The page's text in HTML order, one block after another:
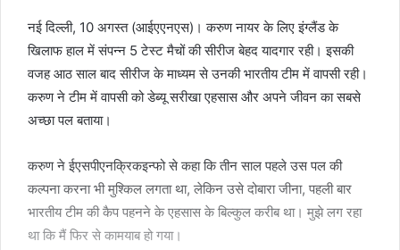
नई दिल्ली, 10 अगस्त (आईएएनएस)। करुण नायर के लिए इंग्लैंड के
खिलाफ हाल में संपन्न 5 टेस्ट मैचों की सीरीज बेहद यादगार रही। इसकी
वजह आठ साल बाद सीरीज के माध्यम से उनकी भारतीय टीम में वापसी रही।
करुण ने टीम में वापसी को डेब्यू सरीखा एहसास और अपने जीवन का सबसे
अच्छा पल बताया।
करुण ने ईएसपीएनक्रिकइन्फो से कहा कि तीन साल पहले उस पल की
कल्पना करना भी मुश्किल लगता था, लेकिन उसे दोबारा जीना, पहली बार
भारतीय टीम की कैप पहनने के एहसास के बिल्कुल करीब था। मुझे लग रहा
था कि मैं फिर से कामयाब हो गया।